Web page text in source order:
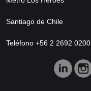
Santiago de Chile
Teléfono +56 2 2692 0200